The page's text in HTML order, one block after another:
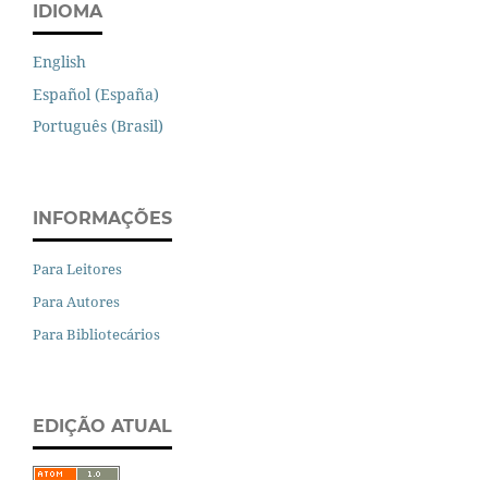
IDIOMA
English
Español (España)
Português (Brasil)
INFORMAÇÕES
Para Leitores
Para Autores
Para Bibliotecários
EDIÇÃO ATUAL